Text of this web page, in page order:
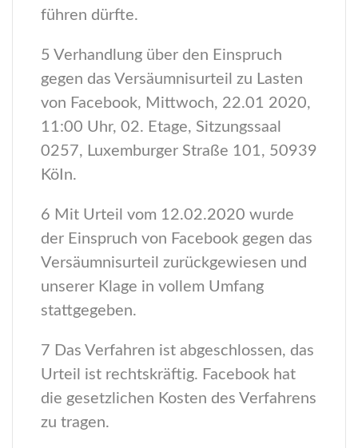
führen dürfte.
5 Verhandlung über den Einspruch
gegen das Versäumnisurteil zu Lasten
von Facebook, Mittwoch, 22.01 2020,
11:00 Uhr, 02. Etage, Sitzungssaal
0257, Luxemburger Straße 101, 50939
KöIn.
6 Mit Urteil vom 12.02.2020 wurde
der Einspruch von Facebook gegen das
Versäumnisurteil zurückgewiesen und
unserer Klage in vollem Umfang
stattgegeben.
7 Das Verfahren ist abgeschlossen, das
Urteil ist rechtskräftig. Facebook hat
die gesetzlichen Kosten des Verfahrens
zu tragen.